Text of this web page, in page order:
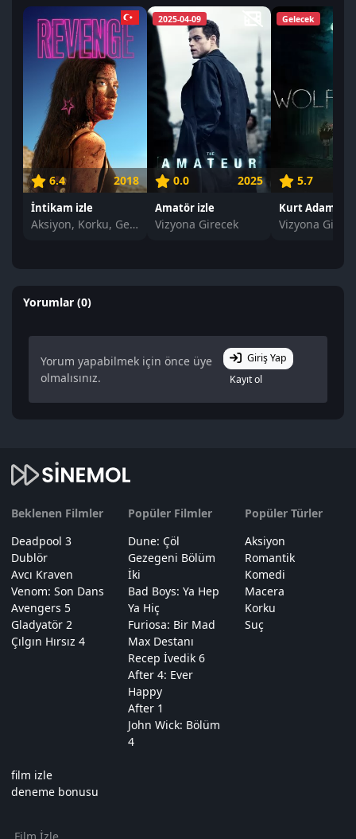
6.4 2018
İntikam izle
Aksiyon, Korku, Gerilim
2025-04-09
0.0 2025
Amatör izle
Vizyona Girecek
Gelecek
5.7
Kurt Adam izle
Vizyona
Yorumlar (0)
Yorum yapabilmek için önce üye
olmalısınız.
Giriş Yap
Kayıt ol
Beklenen Filmler
Deadpool 3
Dublör
Avcı Kraven
Venom: Son Dans
Avengers 5
Gladyatör 2
Çılgın Hırsız 4
Popüler Filmler
Dune: Çöl
Gezegeni Bölüm
İki
Bad Boys: Ya Hep
Ya Hiç
Furiosa: Bir Mad
Max Destanı
Recep İvedik 6
After 4: Ever
Happy
After 1
John Wick: Bölüm
4
Popüler Türler
Aksiyon
Romantik
Komedi
Macera
Korku
Suç
film izle
deneme bonusu